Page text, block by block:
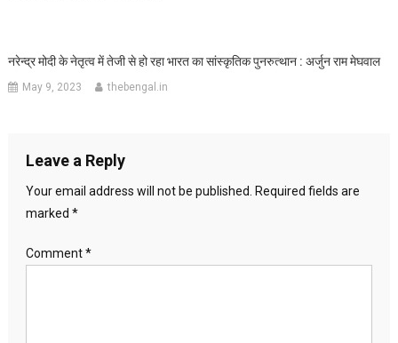
नरेन्द्र मोदी के नेतृत्व में तेजी से हो रहा भारत का सांस्कृतिक पुनरुत्थान : अर्जुन राम मेघवाल
May 9, 2023 thebengal.in
Leave a Reply
Your email address will not be published.
Required fields are
marked *
Comment*